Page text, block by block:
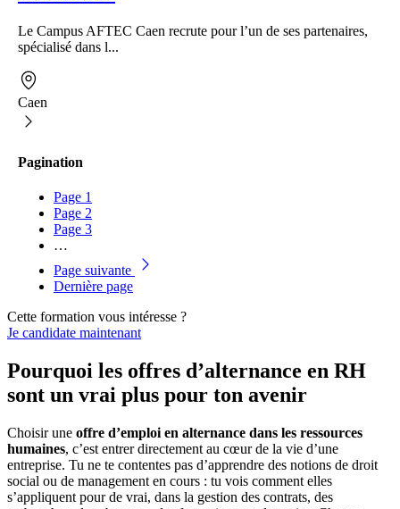
Le Campus AFTEC Caen recrute pour l’un de ses partenaires,
spécialisé dans l...
Caen
Pagination
Page 1
Page 2
Page 3
…
Page suivante
Dernière page
Cette formation vous intéresse ?
Je candidate maintenant
Pourquoi les offres d’alternance en RH
sont un vrai plus pour ton avenir
Choisir une offre d’emploi en alternance dans les ressources
humaines, c’est entrer directement au cœur de la vie d’une
entreprise. Tu ne te contentes pas d’apprendre des notions de droit
social ou de management en cours : tu vois comment elles
s’appliquent pour de vrai, dans la gestion des contrats, des